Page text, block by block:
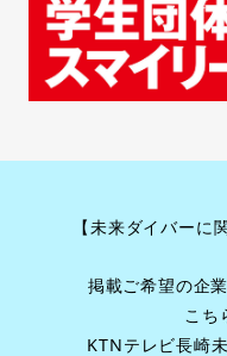
【未来ダイバーに
掲載ご希望の企
こち
KTNテレビ長崎